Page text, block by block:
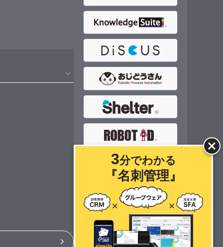
3分でわかる
『名刺管理』